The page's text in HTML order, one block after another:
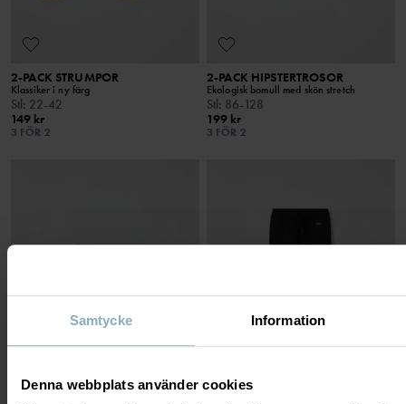
Samtycke Information
Denna webbplats använder cookies
2-PACK STRUMPOR
Klassiker i ny färg
Stl: 22-42
149 kr
3 FÖR 2
2-PACK HIPSTERTROSOR
Ekologisk bomull med skön stretch
Stl: 86-128
199 kr
3 FÖR 2